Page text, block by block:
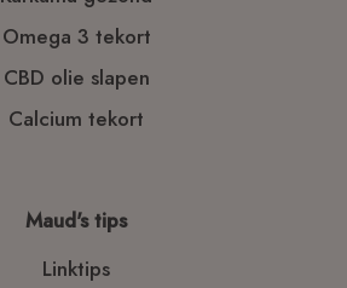
Omega 3 tekort
CBD olie slapen
Calcium tekort
Maud's tips
Linktips